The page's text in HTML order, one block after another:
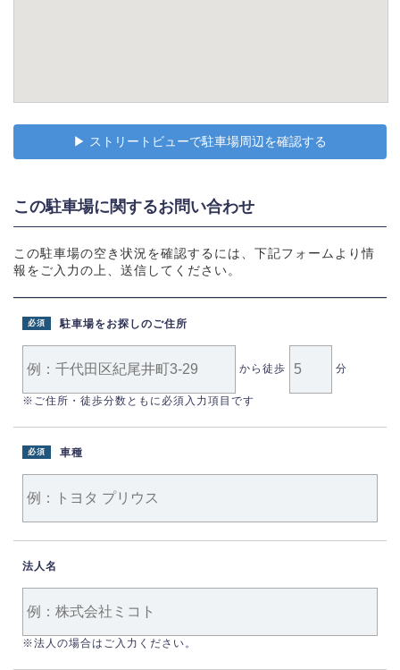
▶︎ ストリートビューで駐車場周辺を確認する
この駐車場に関するお問い合わせ
この駐車場の空き状況を確認するには、下記フォームより情
報をご入力の上、送信してください。
駐車場をお探しのご住所
必須
から徒歩 分
※ご住所・徒歩分数ともに必須入力項目です
車種
必須
法人名
※法人の場合はご入力ください。